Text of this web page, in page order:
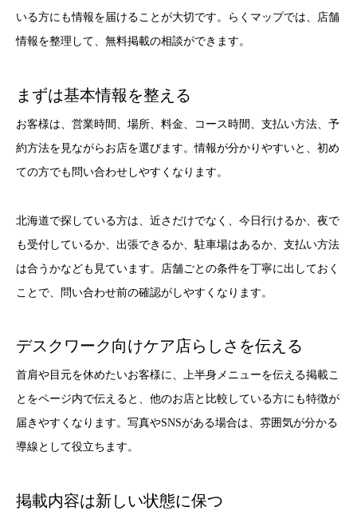
いる方にも情報を届けることが大切です。らくマップでは、店舗
情報を整理して、無料掲載の相談ができます。
まずは基本情報を整える
お客様は、営業時間、場所、料金、コース時間、支払い方法、予
約方法を見ながらお店を選びます。情報が分かりやすいと、初め
ての方でも問い合わせしやすくなります。
北海道で探している方は、近さだけでなく、今日行けるか、夜で
も受付しているか、出張できるか、駐車場はあるか、支払い方法
は合うかなども見ています。店舗ごとの条件を丁寧に出しておく
ことで、問い合わせ前の確認がしやすくなります。
デスクワーク向けケア店らしさを伝える
首肩や目元を休めたいお客様に、上半身メニューを伝える掲載こ
とをページ内で伝えると、他のお店と比較している方にも特徴が
届きやすくなります。写真やSNSがある場合は、雰囲気が分かる
導線として役立ちます。
掲載内容は新しい状態に保つ